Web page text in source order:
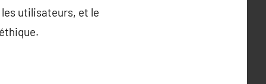
utilisateurs, et le